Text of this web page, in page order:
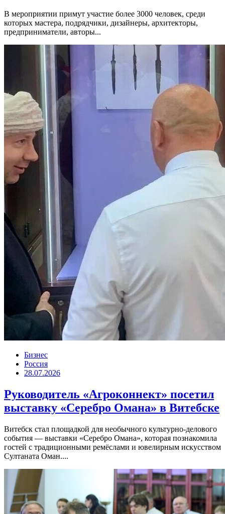
В мероприятии примут участие более 3000 человек, среди
которых мастера, подрядчики, дизайнеры, архитекторы,
предприниматели, авторы...
Бизнес
Россия
28.07.2026
Руководитель «Агроконнект» посетил
выставку «Серебро Омана» в Витебске
Витебск стал площадкой для необычного культурно-делового
события — выставки «Серебро Омана», которая познакомила
гостей с традиционными ремёслами и ювелирным искусством
Султаната Оман....